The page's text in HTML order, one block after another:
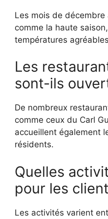
Les mois de
comme la haute
températures
Les
sont-ils
De nombreux
comme ceux du Carl
accueillent également
résidents.
Quelles
pour les
Les activités varient